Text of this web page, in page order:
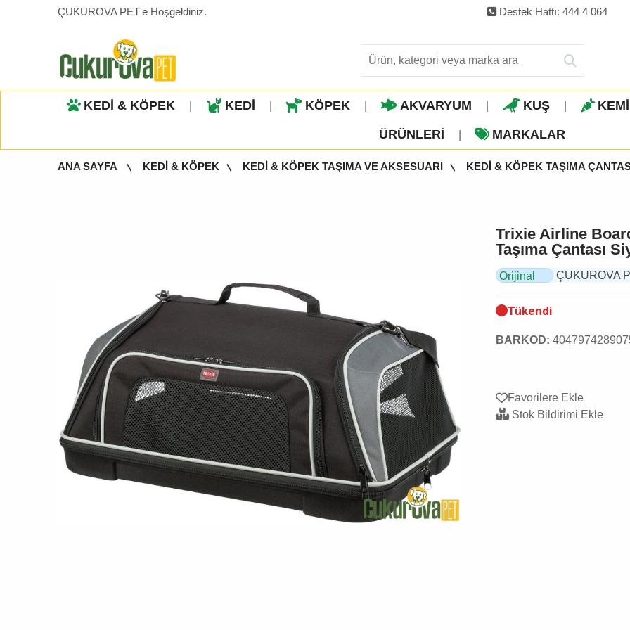
ÇUKUROVA PET'e Hoşgeldiniz. Destek Hattı: 444 4 064
KEDİ & KÖPEK KEDİ KÖPEK AKVARYUM KUŞ
ÜRÜNLERI MARKALAR
ANA SAYFA KEDİ & KÖPEK KEDİ & KÖPEK TAŞIMA VE AKSESUARI KEDİ & KÖPEK TAŞIMA
Trixie Airline
Taşıma Çantası
Orijinal
ÇUKUROVA
Tükendi
BARKOD:
Favorilere Ekle
Stok Bildirimi Ekle